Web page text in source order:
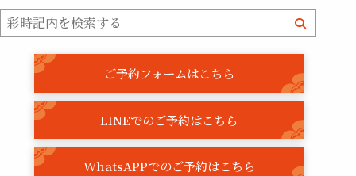
ご予約フォームはこちら
LINEでのご予約はこちら
WhatsAPPでのご予約はこちら